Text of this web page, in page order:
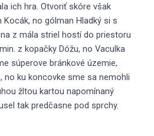
ich hra. Otvoriť skóre však
Kocák, no gólman Hladký si s
z mála striel hostí do priestoru
z kopačky Dóžu, no Vaculka
súperove bránkové územie,
no ku koncovke sme sa nemohli
žltou kartou napomínaný
tak predčasne pod sprchy.